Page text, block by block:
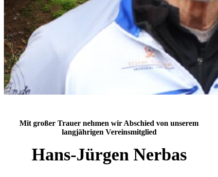
Mit großer Trauer nehmen wir Abschied von unserem
langjährigen Vereinsmitglied
Hans-Jürgen Nerbas